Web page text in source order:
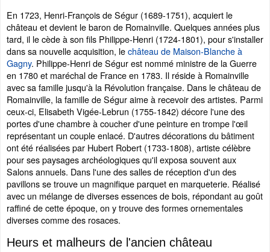
En 1723, Henri-François de Ségur (1689-1751), acquiert le
château et devient le baron de Romainville. Quelques années plus
tard, il le cède à son fils Philippe-Henri (1724-1801), pour s'installer
dans sa nouvelle acquisition, lechâteau de Maison-Blanche à
Gagny. Philippe-Henri de Ségur est nommé ministre de la Guerre
en 1780 et maréchal de France en 1783. Il réside à Romainville
avec sa famille jusqu'à la Révolution française. Dans le château de
Romainville, la famille de Ségur aime à recevoir des artistes. Parmi
ceux-ci, Elisabeth Vigée-Lebrun (1755-1842) décore l'une des
portes d'une chambre à coucher d'une peinture en trompe l'œil
représentant un couple enlacé. D'autres décorations du bâtiment
ont été réalisées par Hubert Robert (1733-1808), artiste célèbre
pour ses paysages archéologiques qu'il exposa souvent aux
Salons annuels. Dans l'une des salles de réception d'un des
pavillons se trouve un magnifique parquet en marqueterie. Réalisé
avec un mélange de diverses essences de bois, répondant au goût
raffiné de cette époque, on y trouve des formes ornementales
diverses comme des rosaces.
Heurs et malheurs de l'ancien château